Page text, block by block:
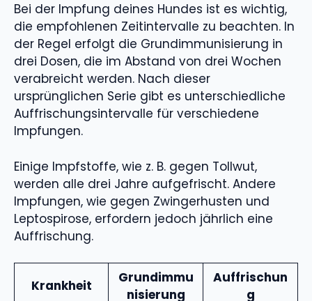
Bei der Impfung deines Hundes ist es wichtig,
die empfohlenen Zeitintervalle zu beachten. In
der Regel erfolgt die Grundimmunisierung in
drei Dosen, die im Abstand von drei Wochen
verabreicht werden. Nach dieser
ursprünglichen Serie gibt es unterschiedliche
Auffrischungsintervalle für verschiedene
Impfungen.
Einige Impfstoffe, wie z. B. gegen Tollwut,
werden alle drei Jahre aufgefrischt. Andere
Impfungen, wie gegen Zwingerhusten und
Leptospirose, erfordern jedoch jährlich eine
Auffrischung.
Krankheit
Grundimmu
nisierung
Auffrischun
g